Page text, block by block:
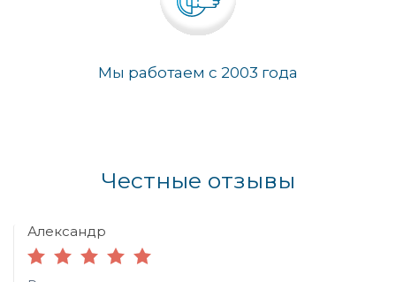
Мы работаем с 2003 года
Честные отзывы
Александр